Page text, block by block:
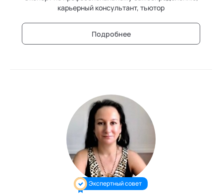
карьерный консультант, тьютор
Подробнее
Экспертный совет